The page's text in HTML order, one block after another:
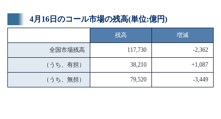
4月16日のコール市場の残高(単位:億円)
残高 増減
全国市場残高 117,730 -2,362
（うち、有担） 38,210 +1,087
（うち、無担） 79,520 -3,449